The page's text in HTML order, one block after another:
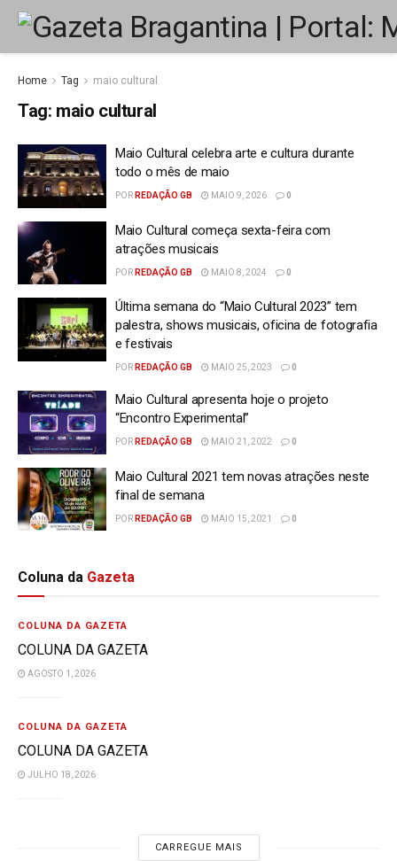
Home Tag maio cultural
Tag: maio cultural
Maio Cultural celebra arte e cultura durante
todo o mês de maio
POR REDAÇÃO GB MAIO 9, 2026 0
Maio Cultural começa sexta-feira com
atrações musicais
POR REDAÇÃO GB MAIO 8, 2024 0
Última semana do “Maio Cultural 2023” tem
palestra, shows musicais, oficina de fotografia
e festivais
POR REDAÇÃO GB MAIO 25, 2023 0
Maio Cultural apresenta hoje o projeto
“Encontro Experimental”
POR REDAÇÃO GB MAIO 21, 2022 0
Maio Cultural 2021 tem novas atrações neste
final de semana
POR REDAÇÃO GB MAIO 15, 2021 0
Coluna da Gazeta
COLUNA DA GAZETA
COLUNA DA GAZETA
AGOSTO 1, 2026
COLUNA DA GAZETA
COLUNA DA GAZETA
JULHO 18, 2026
CARREGUE MAIS